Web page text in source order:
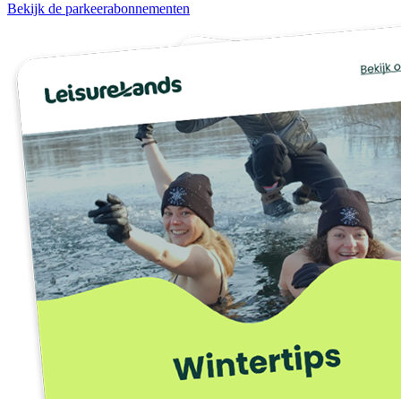
Bekijk de parkeerabonnementen